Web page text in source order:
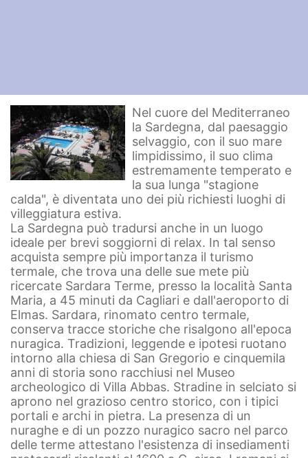
Nel cuore del Mediterraneo
la Sardegna, dal paesaggio
selvaggio, con il suo mare
limpidissimo, il suo clima
estremamente temperato e
la sua lunga "stagione
calda", è diventata uno dei più richiesti luoghi di
villeggiatura estiva.
La Sardegna può tradursi anche in un luogo
ideale per brevi soggiorni di relax. In tal senso
acquista sempre più importanza il turismo
termale, che trova una delle sue mete più
ricercate Sardara Terme, presso la località Santa
Maria, a 45 minuti da Cagliari e dall'aeroporto di
Elmas. Sardara, rinomato centro termale,
conserva tracce storiche che risalgono all'epoca
nuragica. Tradizioni, leggende e ipotesi ruotano
intorno alla chiesa di San Gregorio e cinquemila
anni di storia sono racchiusi nel Museo
archeologico di Villa Abbas. Stradine in selciato si
aprono nel grazioso centro storico, con i tipici
portali e archi in pietra. La presenza di un
nuraghe e di un pozzo nuragico sacro nel parco
delle terme attestano l'esistenza di insediamenti